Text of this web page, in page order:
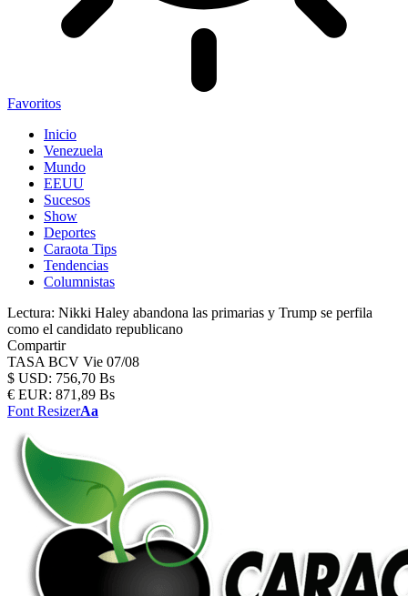
Favoritos
Inicio
Venezuela
Mundo
EEUU
Sucesos
Show
Deportes
Caraota Tips
Tendencias
Columnistas
Lectura: Nikki Haley abandona las primarias y Trump se perfila
como el candidato republicano
Compartir
TASA BCV Vie 07/08
$ USD: 756,70 Bs
€ EUR: 871,89 Bs
Font ResizerAa